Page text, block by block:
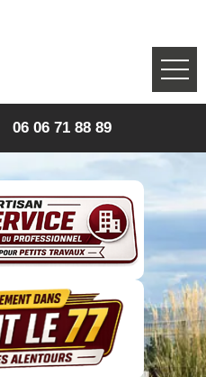
06 06 71 88 89